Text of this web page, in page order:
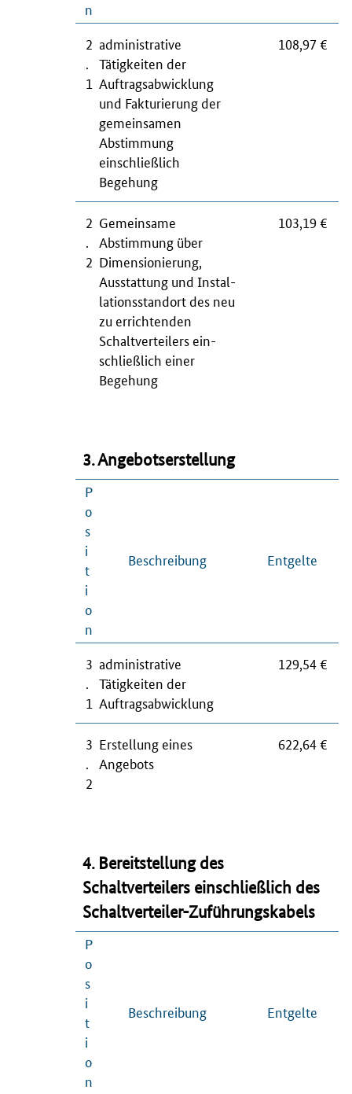
n
2
1
administrative
Tätigkeiten der
Auftragsabwicklung
und Fakturierung der
gemeinsamen
Abstimmung
einschließlich
Begehung
108,97 €
2
2
Gemeinsame
Abstimmung über
Dimensionierung,
Ausstattung und Instal­
lationsstandort des neu
zu errichtenden
Schaltverteilers ein­
schließlich einer
Begehung
103,19 €
3. Angebotserstellung
P
o
s
i
t
i
o
n
Beschreibung Entgelte
3
.
1
administrative
Tätigkeiten der
Auftragsabwicklung
129,54 €
3
.
2
Erstellung eines
Angebots
622,64 €
4. Bereitstellung des
Schaltverteilers einschließlich des
Schaltverteiler-Zuführungskabels
P
o
s
i
t
i
o
n
Beschreibung Entgelte